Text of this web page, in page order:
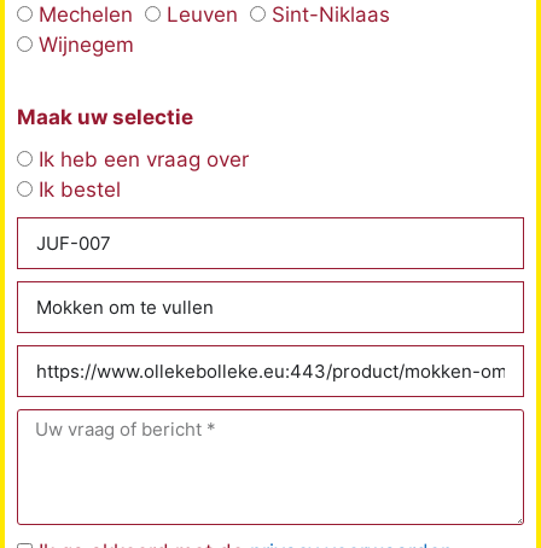
Mechelen
Leuven
Sint-Niklaas
Wijnegem
Maak uw selectie
Ik heb een vraag over
Ik bestel